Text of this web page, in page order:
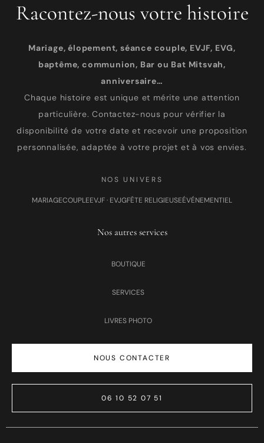
Racontez-nous votre histoire
Mariage, élopement, séance couple, EVJF, EVG,
baptême, communion, Bar ou Bat Mitsvah,
anniversaire…
Chaque histoire est unique et mérite une attention
particulière. Contactez-nous pour vérifier la
disponibilité de votre date et recevoir une proposition
personnalisée, adaptée à votre projet et à vos envies.
NOS UNIVERS
MARIAGECOUPLEEVJF · EVJGFÊTE RELIGIEUSEÉVÉNEMENTIEL
Nos autres services
BOUTIQUE
SERVICES
LIVRES PHOTO
NOUS CONTACTER
06 10 52 07 51